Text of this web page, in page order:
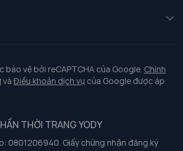
thân thiết
liệu cá nhân
giao nhận
và an toàn sức khoẻ nghề nghiệp
phục
bảo vệ bởi reCAPTCHA của Google. Chính
và Điều khoản dịch vụ của Google được áp
THỜI TRANG YODY
0801206940. Giấy chứng nhận đăng ký